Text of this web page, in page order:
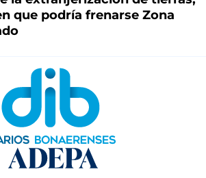
que podría frenarse Zona